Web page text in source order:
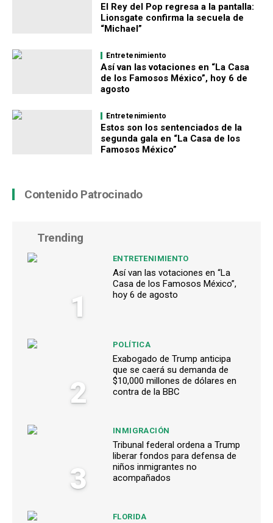
El Rey del Pop regresa a la pantalla:
Lionsgate confirma la secuela de
“Michael”
Entretenimiento
Así van las votaciones en “La Casa
de los Famosos México”, hoy 6 de
agosto
Entretenimiento
Estos son los sentenciados de la
segunda gala en “La Casa de los
Famosos México”
Contenido Patrocinado
Trending
1
ENTRETENIMIENTO
Así van las votaciones en “La
Casa de los Famosos México”,
hoy 6 de agosto
2
POLÍTICA
Exabogado de Trump anticipa
que se caerá su demanda de
$10,000 millones de dólares en
contra de la BBC
3
INMIGRACIÓN
Tribunal federal ordena a Trump
liberar fondos para defensa de
niños inmigrantes no
acompañados
FLORIDA